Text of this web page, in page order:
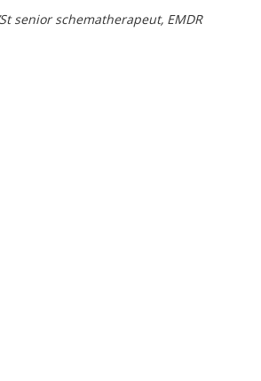
senior schematherapeut, EMDR